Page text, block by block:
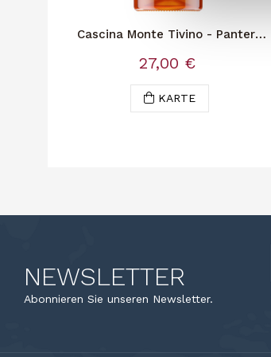
Cascina Monte Tivino - Pantera
27,00 €
KARTE
NEWSLETTER
Abonnieren Sie unseren Newsletter.